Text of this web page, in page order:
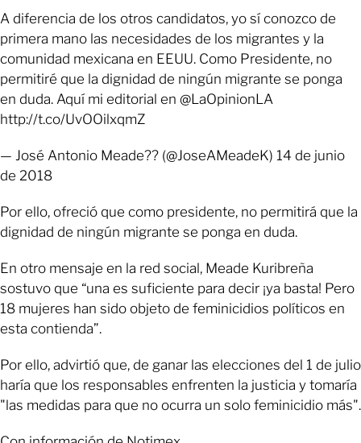
A diferencia de los otros candidatos, yo sí conozco de
primera mano las necesidades de los migrantes y la
comunidad mexicana en EEUU. Como Presidente, no
permitiré que la dignidad de ningún migrante se ponga
en duda. Aquí mi editorial en @LaOpinionLA
http://t.co/UvOOilxqmZ
— José Antonio Meade?? (@JoseAMeadeK) 14 de junio
de 2018
Por ello, ofreció que como presidente, no permitirá que la
dignidad de ningún migrante se ponga en duda.
En otro mensaje en la red social, Meade Kuribreña
sostuvo que “una es suficiente para decir ¡ya basta! Pero
18 mujeres han sido objeto de feminicidios políticos en
esta contienda”.
Por ello, advirtió que, de ganar las elecciones del 1 de julio
haría que los responsables enfrenten la justicia y tomaría
"las medidas para que no ocurra un solo feminicidio más".